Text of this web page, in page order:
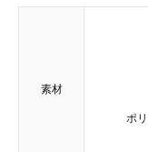
素材
ポ